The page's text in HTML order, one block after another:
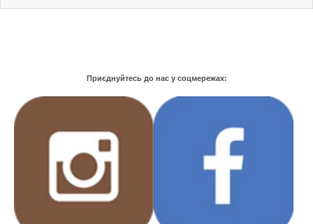
Приєднуйтесь до нас у соцмережах: